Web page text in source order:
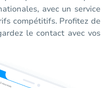
avec un service
compétitifs. Profitez de
le contact avec vos